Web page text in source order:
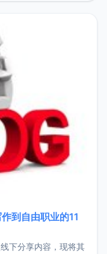
到自由职业的11
下分享内容，现将其